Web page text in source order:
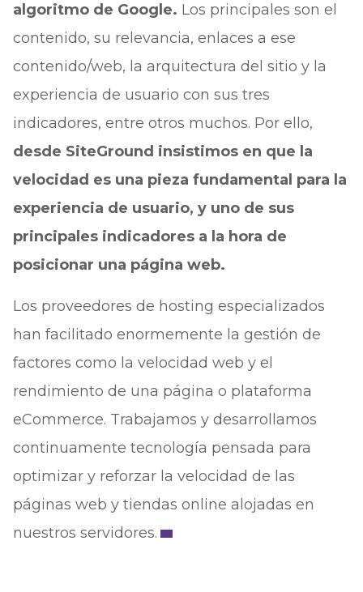
algoritmo de Google. Los principales son el
contenido, su relevancia, enlaces a ese
contenido/web, la arquitectura del sitio y la
experiencia de usuario con sus tres
indicadores, entre otros muchos. Por ello,
desde SiteGround insistimos en que la
velocidad es una pieza fundamental para la
experiencia de usuario, y uno de sus
principales indicadores a la hora de
posicionar una página web.
Los proveedores de hosting especializados
han facilitado enormemente la gestión de
factores como la velocidad web y el
rendimiento de una página o plataforma
eCommerce. Trabajamos y desarrollamos
continuamente tecnología pensada para
optimizar y reforzar la velocidad de las
páginas web y tiendas online alojadas en
nuestros servidores.